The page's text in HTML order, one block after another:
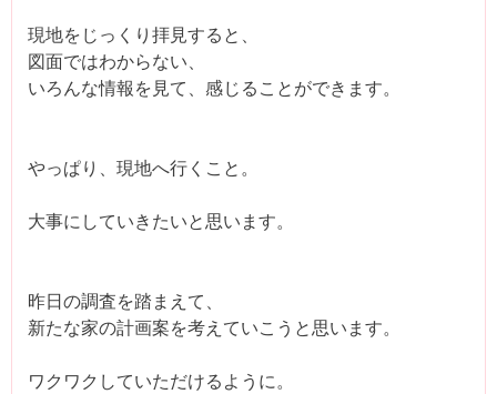
現地をじっくり拝見すると、
図面ではわからない、
いろんな情報を見て、感じることができます。
やっぱり、現地へ行くこと。
大事にしていきたいと思います。
昨日の調査を踏まえて、
新たな家の計画案を考えていこうと思います。
ワクワクしていただけるように。